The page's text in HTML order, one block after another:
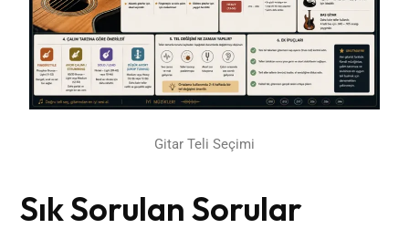
Gitar Teli Seçimi
Sık Sorulan Sorular